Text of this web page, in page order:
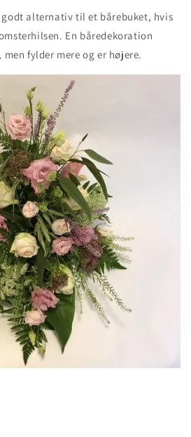
godt alternativ til et bårebuket, hvis
En båredekoration
fylder mere og er højere.